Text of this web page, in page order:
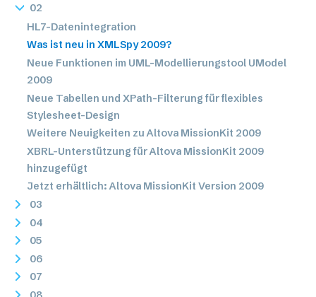
02
HL7-Datenintegration
Was ist neu in XMLSpy 2009?
Neue Funktionen im UML-Modellierungstool UModel
2009
Neue Tabellen und XPath-Filterung für flexibles
Stylesheet-Design
Weitere Neuigkeiten zu Altova MissionKit 2009
XBRL-Unterstützung für Altova MissionKit 2009
hinzugefügt
Jetzt erhältlich: Altova MissionKit Version 2009
03
04
05
06
07